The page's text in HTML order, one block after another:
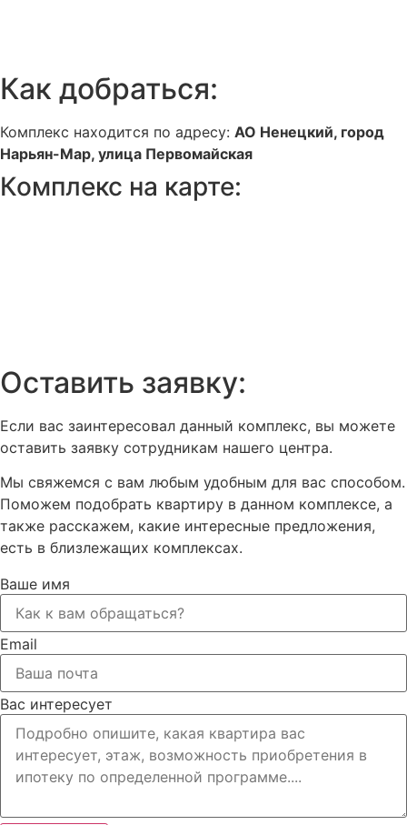
Как добраться:
Комплекс находится по адресу: АО Ненецкий, город
Нарьян-Мар, улица Первомайская
Комплекс на карте:
Оставить заявку:
Если вас заинтересовал данный комплекс, вы можете
оставить заявку сотрудникам нашего центра.
Мы свяжемся с вам любым удобным для вас способом.
Поможем подобрать квартиру в данном комплексе, а
также расскажем, какие интересные предложения,
есть в близлежащих комплексах.
Ваше имя
Email
Вас интересует